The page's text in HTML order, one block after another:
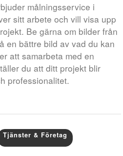
målningsservice i
sitt arbete och vill visa upp
Be gärna om bilder från
en bättre bild av vad du kan
att samarbeta med en
du att ditt projekt blir
professionalitet.
Tjänster & Företag